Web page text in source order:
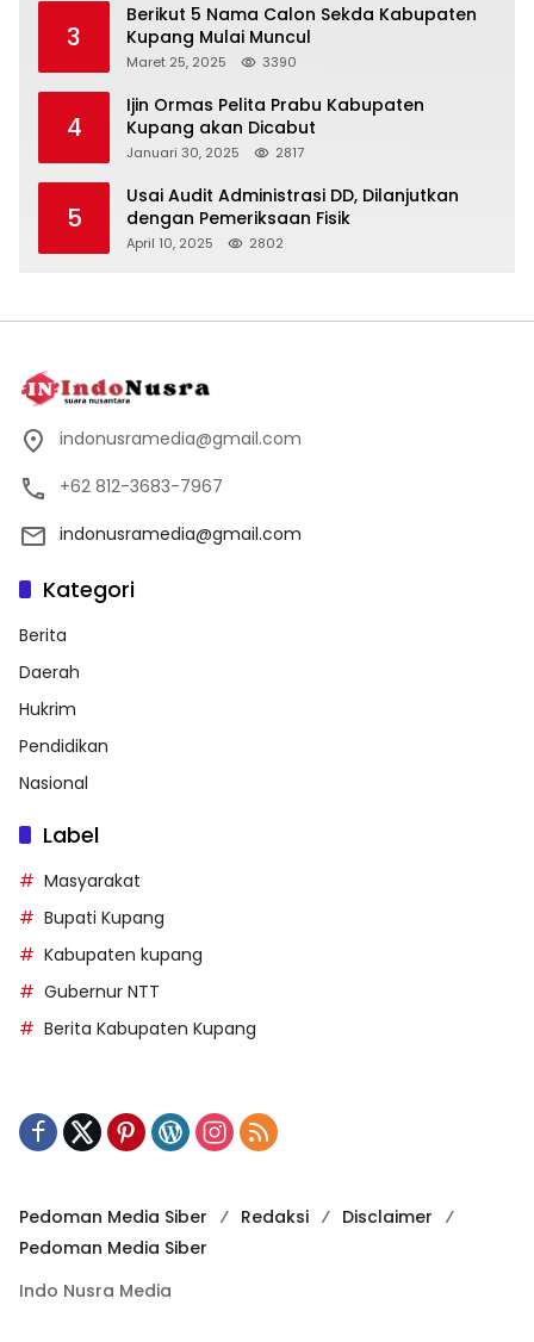
3
Berikut 5 Nama Calon Sekda Kabupaten
Kupang Mulai Muncul
Maret 25, 2025 3390
4
Ijin Ormas Pelita Prabu Kabupaten
Kupang akan Dicabut
Januari 30, 2025 2817
5
Usai Audit Administrasi DD, Dilanjutkan
dengan Pemeriksaan Fisik
April 10, 2025 2802
indonusramedia@gmail.com
+62 812-3683-7967
indonusramedia@gmail.com
Kategori
Berita
Daerah
Hukrim
Pendidikan
Nasional
Label
Masyarakat
Bupati Kupang
Kabupaten kupang
Gubernur NTT
Berita Kabupaten Kupang
Pedoman Media Siber Redaksi
Disclaimer
Pedoman Media Siber
Indo Nusra Media